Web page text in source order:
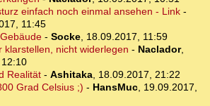
einfach noch einmal ansehen - Link-
11:45
- Socke, 18.09.2017, 11:59
klarstellen, nicht widerlegen - Naclador,
Realität- Ashitaka, 18.09.2017, 21:22
Grad Celsius ;) - HansMuc, 19.09.2017,